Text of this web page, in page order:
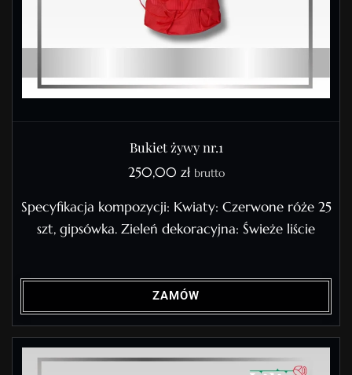
Bukiet żywy nr.1
250,00 zł brutto
Specyfikacja kompozycji: Kwiaty: Czerwone róże 25
szt, gipsówka. Zieleń dekoracyjna: Świeże liście
ZAMÓW